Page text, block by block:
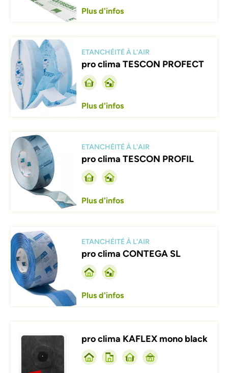
Plus d'infos
Afbeelding
ETANCHÉITÉ À L'AIR
pro clima TESCON PROFECT
Plus d'infos
Afbeelding
ETANCHÉITÉ À L'AIR
pro clima TESCON PROFIL
Plus d'infos
Afbeelding
ETANCHÉITÉ À L'AIR
pro clima CONTEGA SL
Plus d'infos
pro clima KAFLEX mono black